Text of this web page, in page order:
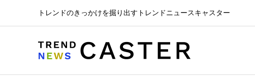
トレンドのきっかけを掘り出すトレンドニュースキャスター